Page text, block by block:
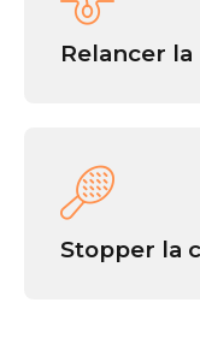
Relancer
Stopper la